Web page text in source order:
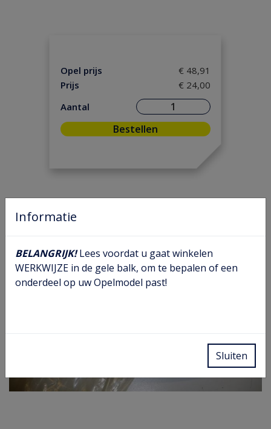
Ontsteking (2)
Versnelling/ Aandrijving
Remmen/ Wielen
Ruiten/ Rubbers(75)
Opel prijs
€ 48,91
Prijs
€ 24,00
Aantal
Bestellen
Informatie
BELANGRIJK!Lees voordat u gaat winkelen
WERKWIJZE in de gele balk, om te bepalen of een
onderdeel op uw Opelmodel past!
Sluiten